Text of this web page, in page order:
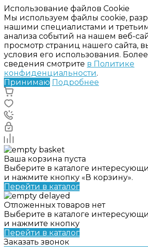
Использование файлов Cookie
Мы используем файлы cookie,
нашими специалистами и
анализа событий на нашем веб-
просмотр страниц нашего сайта,
условия его использования.
сведения смотрите в Политике
конфиденциальности.
Принимаю Подробнее
Ваша корзина пуста
Выберите в каталоге
и нажмите кнопку «В корзину».
Перейти в каталог
Отложенных товаров нет
Выберите в каталоге
и нажмите кнопку
Перейти в каталог
Заказать звонок